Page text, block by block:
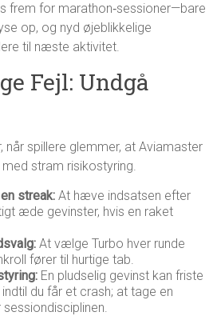
frem for marathon‑sessioner—bare
op, og nyd øjeblikkelige
til næste aktivitet.
Fejl: Undgå
når spillere glemmer, at Aviamaster
stram risikostyring.
streak: At hæve indsatsen efter
æde gevinster, hvis en raket
At vælge Turbo hver runde
fører til hurtige tab.
En pludselig gevinst kan friste
du får et crash; at tage en